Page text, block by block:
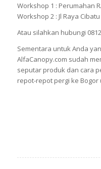
Workshop 1 : Perumahan
Workshop 2 : Jl Raya
Atau silahkan hubungi
Sementara untuk Anda
AlfaCanopy.com sudah
seputar produk dan cara
repot-repot pergi ke Bogor